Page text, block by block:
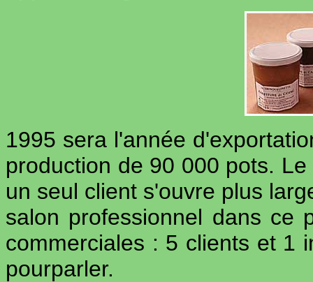
1995 sera l'année
production de 90 000 pots.
un seul client s'ouvre plus
salon professionnel dans ce
commerciales : 5 clients et 1
pourparler.